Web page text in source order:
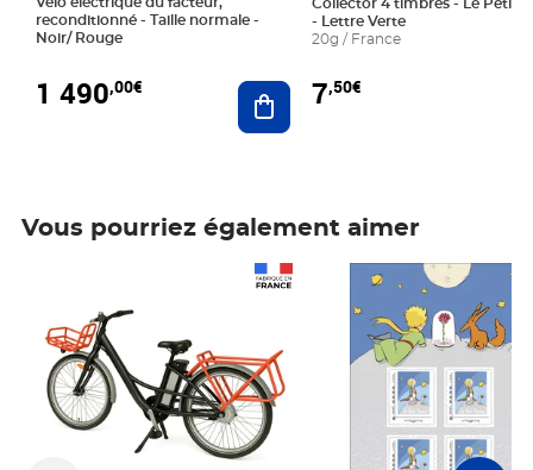
reconditionné - Taille normale -
Noir/ Rouge
1 490,00€ Ajouter au panier
Collector 4 timbres - Le Petit
- Lettre Verte
20g / France
7,50€
Vous pourriez également aimer
Prix 7,50€